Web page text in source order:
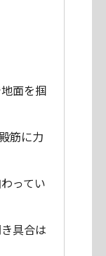
面を掴
筋に力
ってい
具合は